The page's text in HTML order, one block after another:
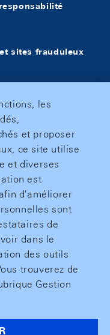
sites frauduleux
les
et proposer
ce site utilise
et diverses
est
d'améliorer
sont
de
dans le
des outils
trouverez de
Gestion